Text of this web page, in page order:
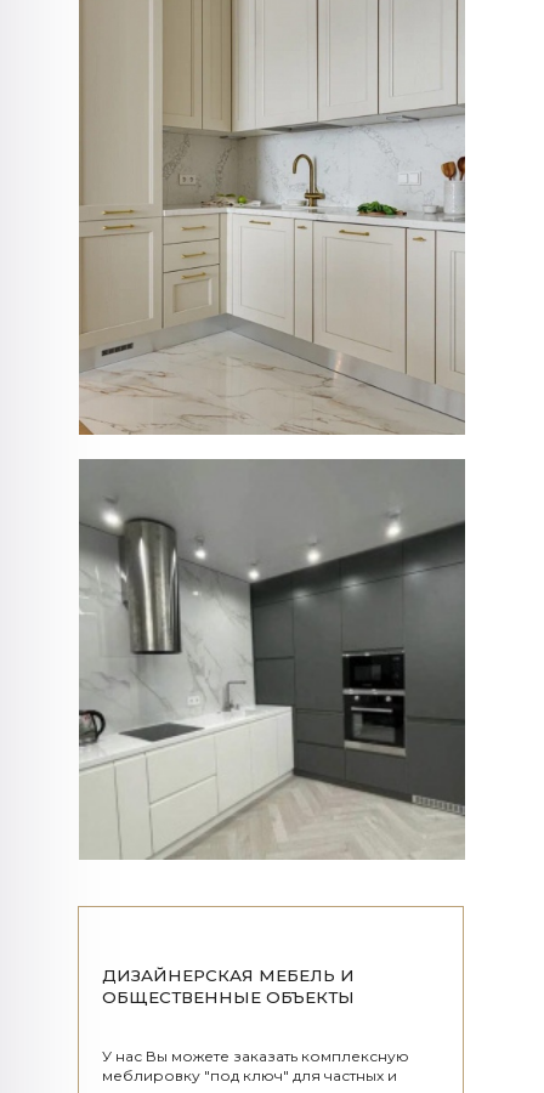
ДИЗАЙНЕРСКАЯ МЕБЕЛЬ И
ОБЩЕСТВЕННЫЕ ОБЪЕКТЫ
У нас Вы можете заказать комплексную
меблировку "под ключ" для частных и